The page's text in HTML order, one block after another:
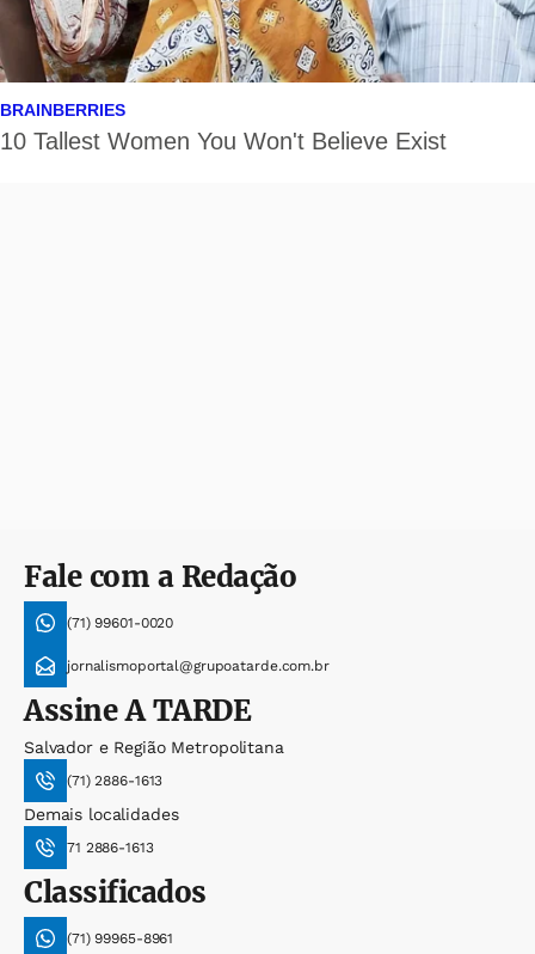
Fale com a Redação
(71) 99601-0020
jornalismoportal@grupoatarde.com.br
AssineA TARDE
Salvador e Região Metropolitana
(71) 2886-1613
Demais localidades
71 2886-1613
Classificados
(71) 99965-8961